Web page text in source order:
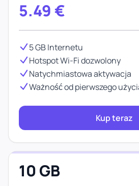
5.49 €
5 GB Internetu
Hotspot Wi-Fi dozwolony
Natychmiastowa aktywacja
Ważność od pierwszego
Kup teraz
10 GB